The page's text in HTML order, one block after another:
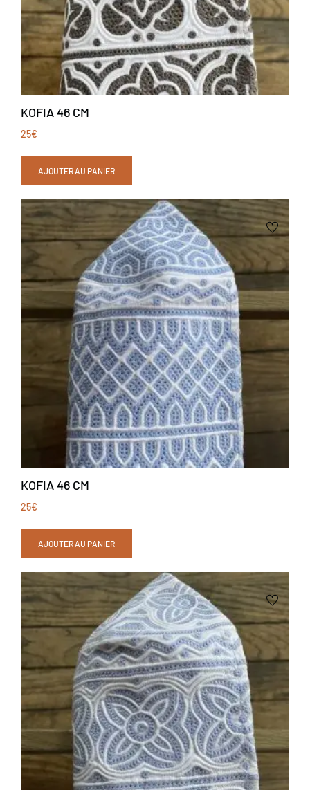
KOFIA 46 CM
25€
AJOUTER AU PANIER
KOFIA 46 CM
25€
AJOUTER AU PANIER